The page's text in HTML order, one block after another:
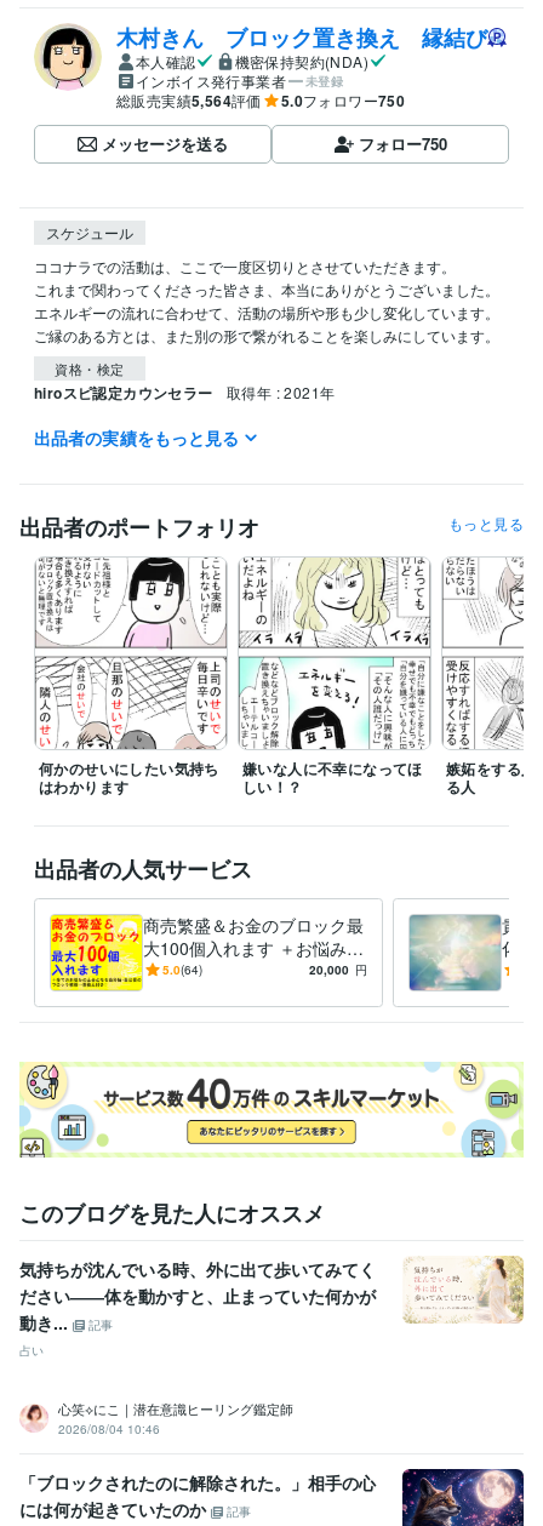
木村きん ブロック置き換え 縁結び
本人確認
機密保持契約(NDA)
インボイス発行事業者
未登録
総販売実績5,564評価 5.0フォロワー750
メッセージを送る フォロー750
スケジュール
ココナラでの活動は、ここで一度区切りとさせていただきます。
これまで関わってくださった皆さま、本当にありがとうございました。
エネルギーの流れに合わせて、活動の場所や形も少し変化しています。
ご縁のある方とは、また別の形で繋がれることを楽しみにしています。
資格・検定
hiroスピ認定カウンセラー 取得年 : 2021年
ビジネス・クリエイティブツール
占い ブロック置き換え 縁結び ヒーリング
出品者の実績をもっと見る
出品者のポートフォリオ もっと見る
何かのせいにしたい気持ち
はわかります
嫌いな人に不幸になってほ
しい！？
嫉妬をする人
る人
出品者の人気サービス
商売繁盛＆お金のブロック最
大100個入れます ＋お悩みの
土台！自分軸、自己愛ブロッ
5.0(64) 20,000 円
貴方
化！
揮、
し
このブログを見た人にオススメ
気持ちが沈んでいる時、外に出て歩いてみてく
ださい――体を動かすと、止まっていた何かが
動き...
記事
占い
心笑⟡にこ｜潜在意識ヒーリング鑑定師
2026/08/04 10:46
「ブロックされたのに解除された。」相手の心
には何が起きていたのか
記事